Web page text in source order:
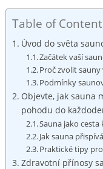
Table of
Úvod do světa
Začátek vaší
Proč zvolit
Podmínky
Objevte, jak sauna
pohodu do
Sauna jako
Jak sauna
Praktické tipy
Zdravotní přínosy